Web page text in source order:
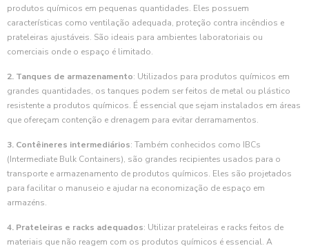
produtos químicos em pequenas quantidades. Eles possuem
características como ventilação adequada, proteção contra incêndios e
prateleiras ajustáveis. São ideais para ambientes laboratoriais ou
comerciais onde o espaço é limitado.
2. Tanques de armazenamento: Utilizados para produtos químicos em
grandes quantidades, os tanques podem ser feitos de metal ou plástico
resistente a produtos químicos. É essencial que sejam instalados em áreas
que ofereçam contenção e drenagem para evitar derramamentos.
3. Contêineres intermediários: Também conhecidos como IBCs
(Intermediate Bulk Containers), são grandes recipientes usados para o
transporte e armazenamento de produtos químicos. Eles são projetados
para facilitar o manuseio e ajudar na economização de espaço em
armazéns.
4. Prateleiras e racks adequados: Utilizar prateleiras e racks feitos de
materiais que não reagem com os produtos químicos é essencial. A